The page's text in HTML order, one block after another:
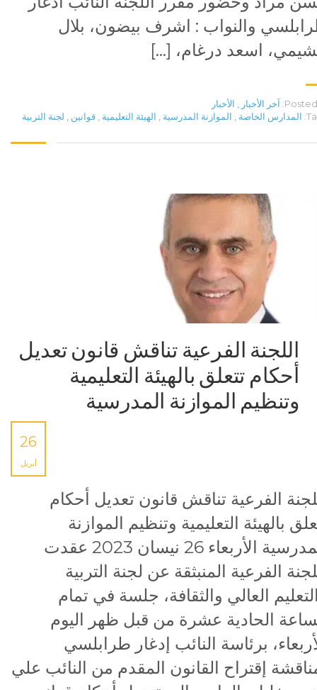
والنواب : اشرف بيضون، بلال
اسعد درغام، […]
Posted آخر الأخبار
الأخبار
المدارس الخاصة الموازنة المدرسية الهيئة التعليمية قوانين لجنة التربية
اللجنة الفرعية تناقش قانون تعديل
أحكام تتعلق بالهيئة التعليمية
وتنظيم الموازنة المدرسية
26
أبريل
الفرعية تناقش قانون تعديل أحكام
بالهيئة التعليمية وتنظيم الموازنة
المدرسية الأربعاء 26 نيسان 2023 عقدت
الفرعية المنبثقة عن لجنة التربية
العالي والثقافة، جلسة في تمام
الحادية عشرة من قبل ظهر اليوم
برئاسة النائب إدغار طرابلسي
إقتراح القانون المقدم من النائب علي